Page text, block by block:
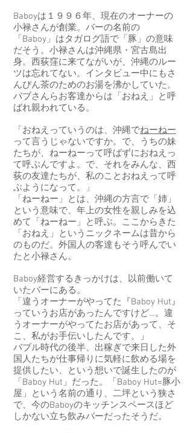
Baboyは１９９６年、現在のオーナーの
小禄さんが創業。バーの名前の
「Baboy」はタガログ語で「豚」の意味
だそう。小禄さんは沖縄県・宮古島出
身。西荻窪に来てながいが、沖縄のルー
ツは忘れてない。インタビュー中にもさ
んぴん茶のためのお湯を沸かしていた。
バブさんらお客達からは「おねえ」と呼
ばれ親われている。
「おねえっていうのは、沖縄でねーねー
って言うじゃないですか。で、うちの妹
たちが、ねーねーって呼ばずにおねえっ
て呼ぶんですよ。で、それをみんな、西
荻の友達たちが、私のことおねえって呼
ぶようになって。」
「ねーねー」とは、沖縄の方言で「姉」
という意味で、年上の女性を親しみを込
めて「ねーねー」と呼ぶ。ここからきた
「おねえ」というニックネームは昔から
のものだ。外国人の客達もそう呼んでい
たと小禄さん。
Baboy経営するきっかけは、以前働いて
いたバーにある。
「違うオーナーがやってた『Baboy Hut』
っていうお店があったんですけど…。違
うオーナーがやってたお店があって、そ
こ、私がお手伝いしたんです。」
バブル時代の後半、出稼ぎで来日した外
国人たちが仕事帰りに気軽に飲める場を
提供したい、という想いで誕生したのが
「Baboy Hut」だった。「Baboy Hut=豚小
屋」という名前の通り、二坪という狭さ
で、今のBaboyのキッチンスペースほど
しかない立ち飲みバーだったそうだ。